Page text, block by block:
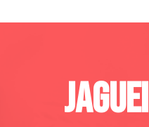
JAGUEI